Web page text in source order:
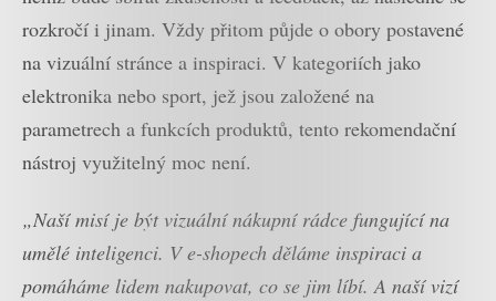
rozkročí i jinam. Vždy přitom půjde o obory postavené
na vizuální stránce a inspiraci. V kategoriích jako
elektronika nebo sport, jež jsou založené na
parametrech a funkcích produktů, tento rekomendační
nástroj využitelný moc není.
„Naší misí je být vizuální nákupní rádce fungující na
umělé inteligenci. V e-shopech děláme inspiraci a
pomáháme lidem nakupovat, co se jim líbí. A naší vizí